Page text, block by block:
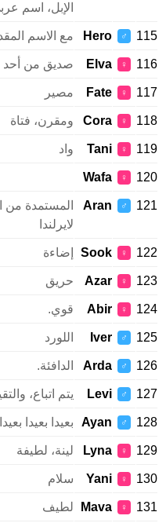
الإبل، اسم عربي
♂
Hero مع الاسم المقدس
♀
Elva صديق من أحد
♀
Fate مصير
♀
Cora ومقرن، فتاة
♀
Tani واد
♀
Wafa
♂
Aran
المستمدة من
لايرلندا
♀
Sook إضاءة
♀
Azar حريق
♀
Abir قوي.
♂
Iver اللورد
♂
Arda الدافئة.
♂
Levi يتم اتباع، والتقيد
♂
Ayan بعيدا بعيدا بعيدا
♀
Lyna لينة، لطيفة
♀
Yani سلام
♀
Mava لطيف